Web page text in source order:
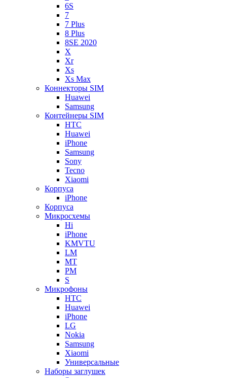
6S
7
7 Plus
8 Plus
8SE 2020
X
Xr
Xs
Xs Max
Коннекторы SIM
Huawei
Samsung
Контейнеры SIM
HTC
Huawei
iPhone
Samsung
Sony
Tecno
Xiaomi
Корпуса
iPhone
Корпуса
Микросхемы
Hi
iPhone
KMVTU
LM
MT
PM
S
Микрофоны
HTC
Huawei
iPhone
LG
Nokia
Samsung
Xiaomi
Универсальные
Наборы заглушек